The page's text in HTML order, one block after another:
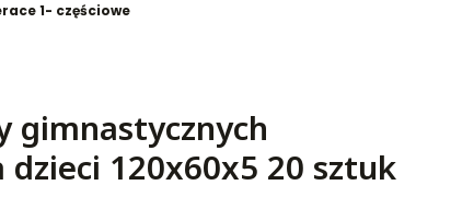
1- częściowe
gimnastycznych
dzieci 120x60x5 20 sztuk